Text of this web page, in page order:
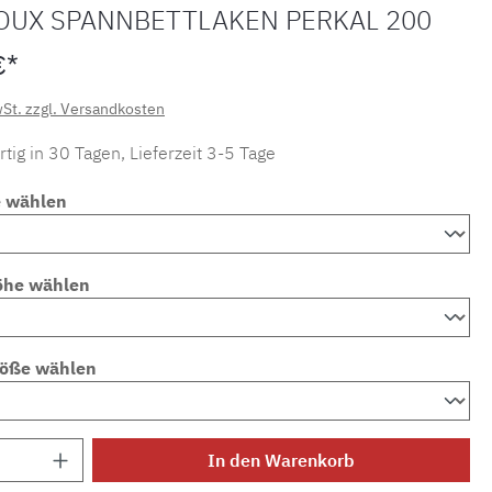
SPANNBETTLAKEN PERKAL 200
zzgl. Versandkosten
in 30 Tagen, Lieferzeit 3-5 Tage
wählen
wählen
wählen
Anzahl: Gib den gewünschten Wert ein
In den Warenkorb